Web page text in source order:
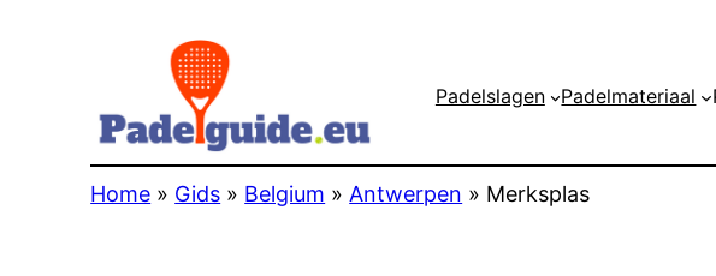
Padelslagen Padelmateriaal
Home » Gids » Belgium » Antwerpen » Merksplas